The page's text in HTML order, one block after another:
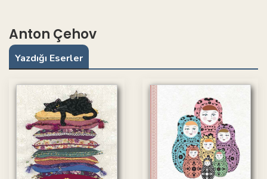
Anton Çehov
Yazdığı Eserler